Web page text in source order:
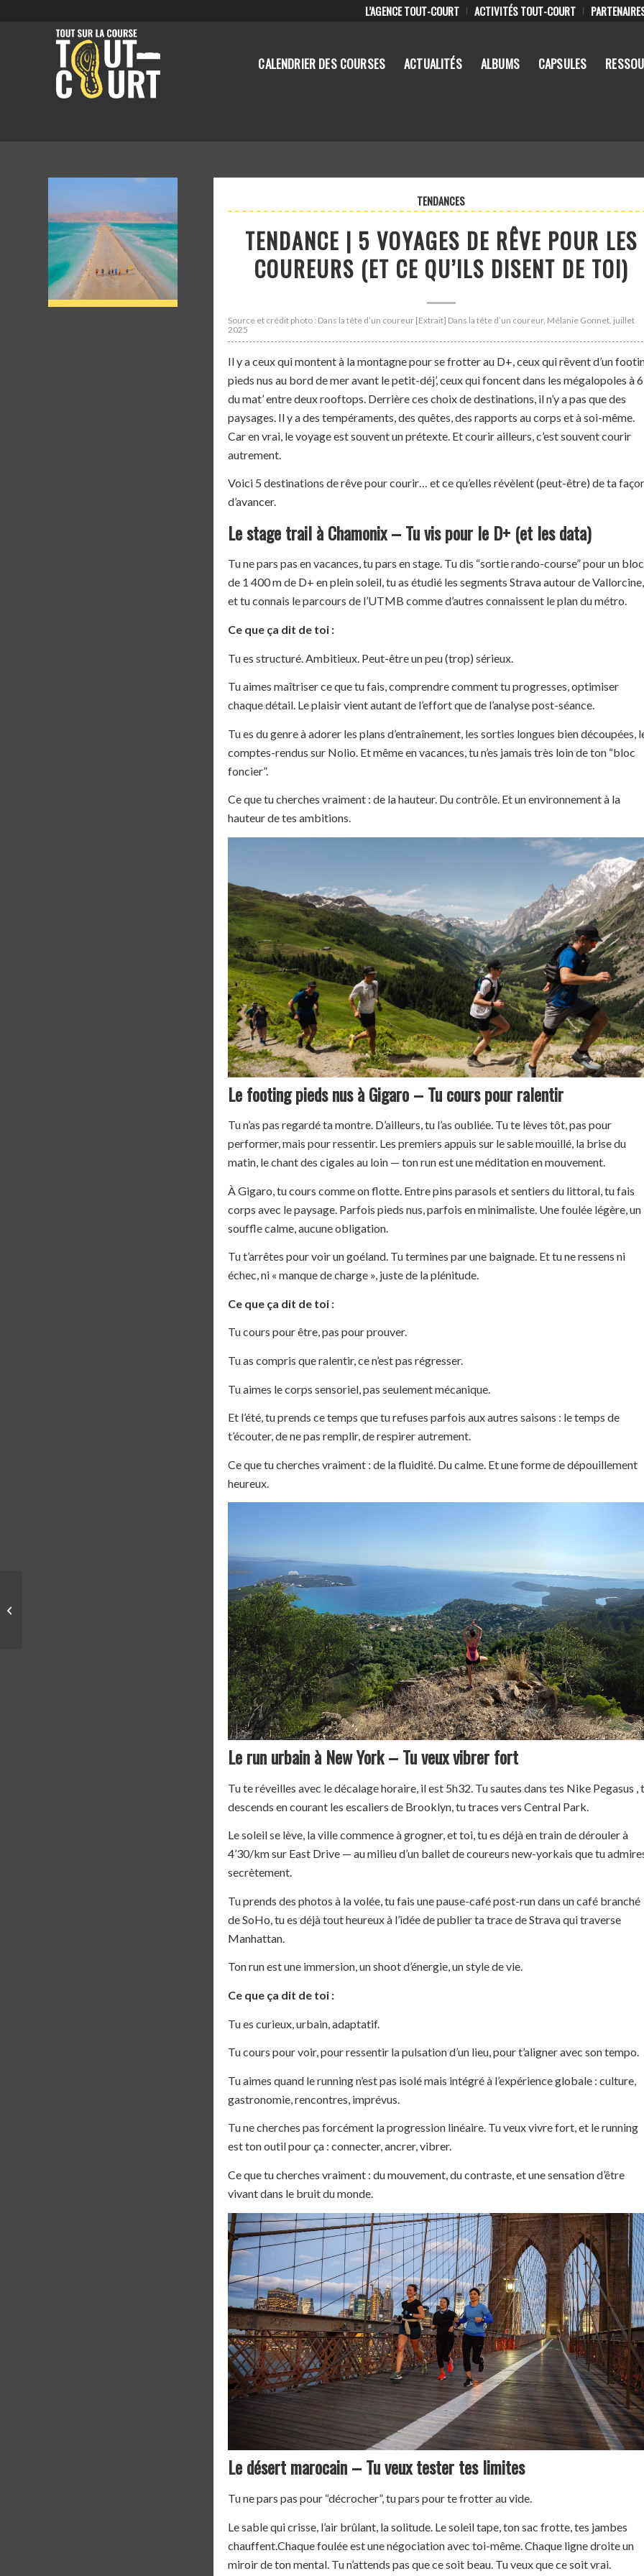
L’AGENCE TOUT-COURT ACTIVITÉS TOUT-COURT
CALENDRIER DES COURSES ACTUALITÉS ALBUMS CAPSULES
TENDANCES
TENDANCE | 5 VOYAGES DE RÊVE POUR LES
COUREURS (ET CE QU’ILS DISENT DE TOI)
Source et crédit photo : Dans la tête d’un coureur [Extrait] Dans la tête d’un coureur, Mélanie Gonnet, juillet
2025
Il y a ceux qui montent à la montagne pour se frotter au D+, ceux qui rêvent d’un
pieds nus au bord de mer avant le petit-déj’, ceux qui foncent dans les mégalopoles à
du mat’ entre deux rooftops. Derrière ces choix de destinations, il n’y a pas que des
paysages. Il y a des tempéraments, des quêtes, des rapports au corps et à soi-même.
Car en vrai, le voyage est souvent un prétexte. Et courir ailleurs, c’est souvent courir
autrement.
Voici 5 destinations de rêve pour courir… et ce qu’elles révèlent (peut-être) de ta
d’avancer.
Le stage trail à Chamonix – Tu vis pour le D+ (et les data)
Tu ne pars pas en vacances, tu pars en stage. Tu dis “sortie rando-course” pour un bloc
de 1 400 m de D+ en plein soleil, tu as étudié les segments Strava autour de Vallorcine,
et tu connais le parcours de l’UTMB comme d’autres connaissent le plan du métro.
Ce que ça dit de toi :
Tu es structuré. Ambitieux. Peut-être un peu (trop) sérieux.
Tu aimes maîtriser ce que tu fais, comprendre comment tu progresses, optimiser
chaque détail. Le plaisir vient autant de l’effort que de l’analyse post-séance.
Tu es du genre à adorer les plans d’entraînement, les sorties longues bien découpées,
comptes-rendus sur Nolio. Et même en vacances, tu n’es jamais très loin de ton “bloc
foncier”.
Ce que tu cherches vraiment : de la hauteur. Du contrôle. Et un environnement à la
hauteur de tes ambitions.
Le footing pieds nus à Gigaro – Tu cours pour ralentir
Tu n’as pas regardé ta montre. D’ailleurs, tu l’as oubliée. Tu te lèves tôt, pas pour
performer, mais pour ressentir. Les premiers appuis sur le sable mouillé, la brise du
matin, le chant des cigales au loin — ton run est une méditation en mouvement.
À Gigaro, tu cours comme on flotte. Entre pins parasols et sentiers du littoral, tu fais
corps avec le paysage. Parfois pieds nus, parfois en minimaliste. Une foulée légère, un
souffle calme, aucune obligation.
Tu t’arrêtes pour voir un goéland. Tu termines par une baignade. Et tu ne ressens ni
échec, ni « manque de charge », juste de la plénitude.
Ce que ça dit de toi :
Tu cours pour être, pas pour prouver.
Tu as compris que ralentir, ce n’est pas régresser.
Tu aimes le corps sensoriel, pas seulement mécanique.
Et l’été, tu prends ce temps que tu refuses parfois aux autres saisons : le temps de
t’écouter, de ne pas remplir, de respirer autrement.
Ce que tu cherches vraiment : de la fluidité. Du calme. Et une forme de dépouillement
heureux.
Le run urbain à New York – Tu veux vibrer fort
Tu te réveilles avec le décalage horaire, il est 5h32. Tu sautes dans tes Nike Pegasus ,
descends en courant les escaliers de Brooklyn, tu traces vers Central Park.
Le soleil se lève, la ville commence à grogner, et toi, tu es déjà en train de dérouler à
4’30/km sur East Drive — au milieu d’un ballet de coureurs new-yorkais que tu
secrètement.
Tu prends des photos à la volée, tu fais une pause-café post-run dans un café branché
de SoHo, tu es déjà tout heureux à l’idée de publier ta trace de Strava qui traverse
Manhattan.
Ton run est une immersion, un shoot d’énergie, un style de vie.
Ce que ça dit de toi :
Tu es curieux, urbain, adaptatif.
Tu cours pour voir, pour ressentir la pulsation d’un lieu, pour t’aligner avec son tempo.
Tu aimes quand le running n’est pas isolé mais intégré à l’expérience globale : culture,
gastronomie, rencontres, imprévus.
Tu ne cherches pas forcément la progression linéaire. Tu veux vivre fort, et le running
est ton outil pour ça : connecter, ancrer, vibrer.
Ce que tu cherches vraiment : du mouvement, du contraste, et une sensation d’être
vivant dans le bruit du monde.
Le désert marocain – Tu veux tester tes limites
Tu ne pars pas pour “décrocher”, tu pars pour te frotter au vide.
Le sable qui crisse, l’air brûlant, la solitude. Le soleil tape, ton sac frotte, tes jambes
chauffent.Chaque foulée est une négociation avec toi-même. Chaque ligne droite un
miroir de ton mental. Tu n’attends pas que ce soit beau. Tu veux que ce soit vrai.